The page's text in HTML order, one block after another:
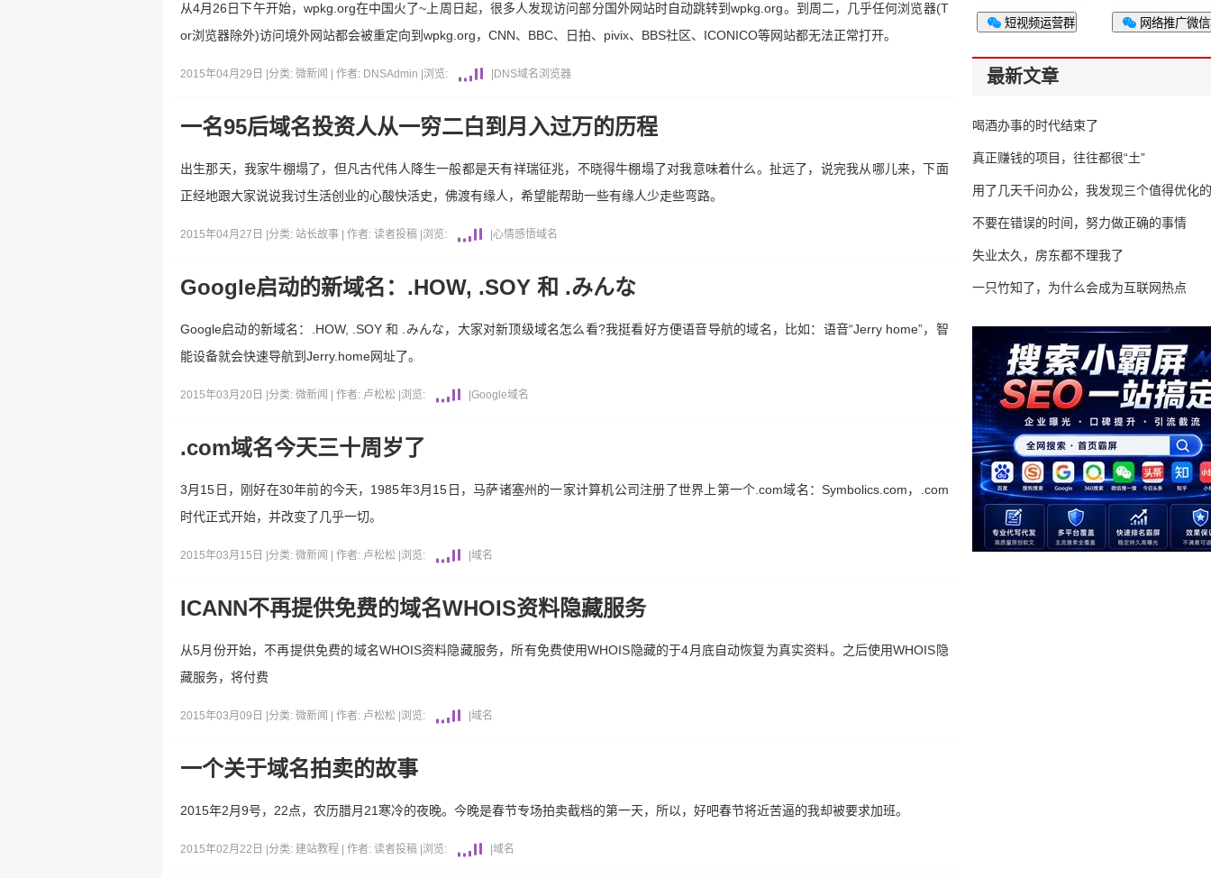
从4月26日下午开始，wpkg.org在中国火了~上周日起，很多人发现访问部分国外网站时自动跳转到wpkg.org。到周二，几乎任何浏览器(T
or浏览器除外)访问境外网站都会被重定向到wpkg.org，CNN、BBC、日拍、pivix、BBS社区、ICONICO等网站都无法正常打开。
2015年04月29日 | 分类: 微新闻 | 作者: DNSAdmin 浏览: DNS域名 浏览器
一名95后域名投资人从一穷二白到月入过万的历程
出生那天，我家牛棚塌了，但凡古代伟人降生一般都是天有祥瑞征兆，不晓得牛棚塌了对我意味着什么。扯远了，说完我从哪儿来，下面
正经地跟大家说说我讨生活创业的心酸快活史，佛渡有缘人，希望能帮助一些有缘人少走些弯路。
2015年04月27日 | 分类: 站长故事 | 作者: 读者投稿 浏览: 心情感悟域名
Google启动的新域名：.HOW, .SOY 和 .みんな
Google启动的新域名：.HOW, .SOY 和 .みんな，大家对新顶级域名怎么看?我挺看好方便语音导航的域名，比如：语音“Jerry home”，智
能设备就会快速导航到Jerry.home网址了。
2015年03月20日 | 分类: 微新闻 | 作者: 卢松松 浏览: Google域名
.com域名今天三十周岁了
3月15日，刚好在30年前的今天，1985年3月15日，马萨诸塞州的一家计算机公司注册了世界上第一个.com域名：Symbolics.com，.com
时代正式开始，并改变了几乎一切。
2015年03月15日 | 分类: 微新闻 | 作者: 卢松松 浏览: 域名
ICANN不再提供免费的域名WHOIS资料隐藏服务
从5月份开始，不再提供免费的域名WHOIS资料隐藏服务，所有免费使用WHOIS隐藏的于4月底自动恢复为真实资料。之后使用WHOIS隐
藏服务，将付费
2015年03月09日 | 分类: 微新闻 | 作者: 卢松松 浏览: 域名
一个关于域名拍卖的故事
2015年2月9号，22点，农历腊月21寒冷的夜晚。今晚是春节专场拍卖截档的第一天，所以，好吧春节将近苦逼的我却被要求加班。
2015年02月22日 | 分类: 建站教程 | 作者: 读者投稿 浏览: 域名
短视频运营群 网络推广微
最新文章
喝酒办事的时代结束了
真正赚钱的项目，往往都很“土”
用了几天千问办公，我发现三个值得优化
不要在错误的时间，努力做正确的事情
失业太久，房东都不理我了
一只竹知了，为什么会成为互联网热点